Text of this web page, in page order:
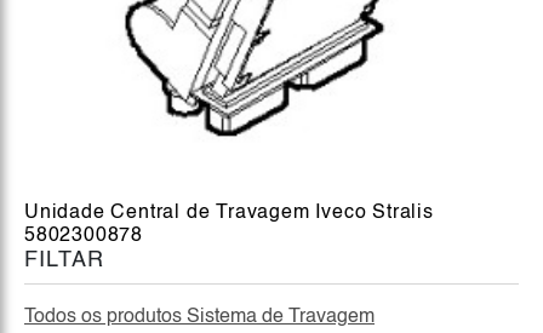
FILTAR
Todos os produtos Sistema de Travagem
Unidade Central de Travagem Iveco Stralis
5802300878